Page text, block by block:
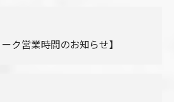
ク営業時間のお知らせ】